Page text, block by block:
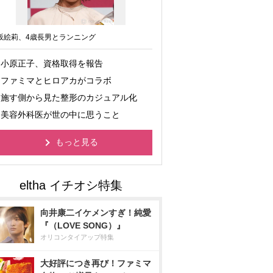
絵莉、4歳長男とランニング
小原正子、資格取得を報告
ファミマとヒロアカがコラボ
施す側から見た整形のカジュアル化
美容外科医が世の中に思うこと
もっと見る
向井康二イケメンすぎ！純愛
『（LOVE SONG）』
オリコンタイアップ特集
大好評につき再び！ファミマ